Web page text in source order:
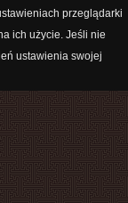
przeglądarki
ich użycie. Jeśli nie
ustawienia swojej